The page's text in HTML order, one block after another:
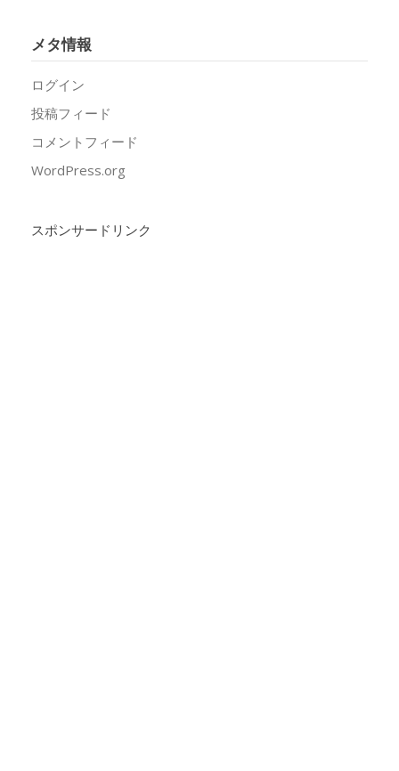
メタ情報
ログイン
投稿フィード
コメントフィード
WordPress.org
スポンサードリンク